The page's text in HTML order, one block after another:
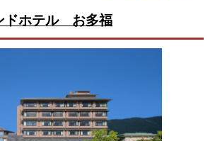
ドホテル お多福